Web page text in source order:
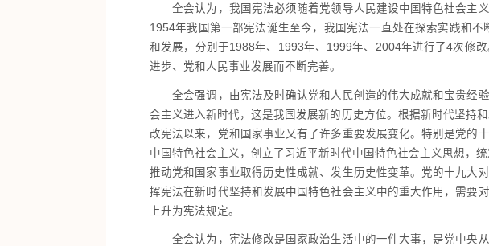
全会认为，我国宪法必须随着党领导人民建设中国特色社会主
1954年我国第一部宪法诞生至今，我国宪法一直处在探索实践和
和发展，分别于1988年、1993年、1999年、2004年进行了4次修
进步、党和人民事业发展而不断完善。
全会强调，由宪法及时确认党和人民创造的伟大成就和宝贵经
会主义进入新时代，这是我国发展新的历史方位。根据新时代坚持
改宪法以来，党和国家事业又有了许多重要发展变化。特别是党的
中国特色社会主义，创立了习近平新时代中国特色社会主义思想，
推动党和国家事业取得历史性成就、发生历史性变革。党的十九大
挥宪法在新时代坚持和发展中国特色社会主义中的重大作用，需要
上升为宪法规定。
全会认为，宪法修改是国家政治生活中的一件大事，是党中央